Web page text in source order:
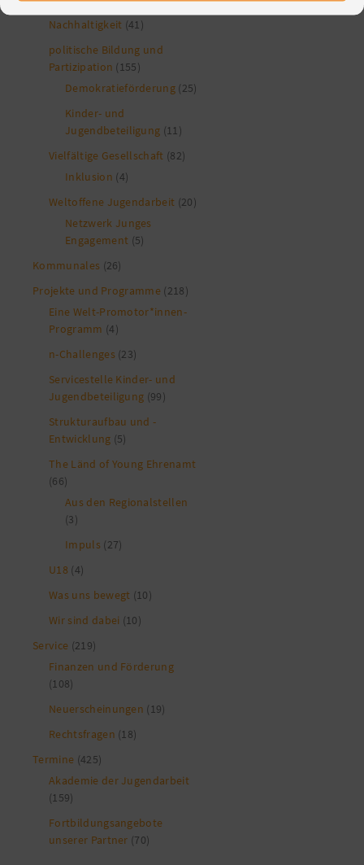
Nachhaltigkeit (41)
politische Bildung und
Partizipation (155)
Demokratieförderung (25)
Kinder- und
Jugendbeteiligung (11)
Vielfältige Gesellschaft (82)
Inklusion (4)
Weltoffene Jugendarbeit (20)
Netzwerk Junges
Engagement (5)
Kommunales (26)
Projekte und Programme (218)
Eine Welt-Promotor*innen-
Programm (4)
n-Challenges (23)
Servicestelle Kinder- und
Jugendbeteiligung (99)
Strukturaufbau und -
Entwicklung (5)
The Länd of Young Ehrenamt
(66)
Aus den Regionalstellen
(3)
Impuls (27)
U18 (4)
Was uns bewegt (10)
Wir sind dabei (10)
Service (219)
Finanzen und Förderung
(108)
Neuerscheinungen (19)
Rechtsfragen (18)
Termine (425)
Akademie der Jugendarbeit
(159)
Fortbildungsangebote
unserer Partner (70)